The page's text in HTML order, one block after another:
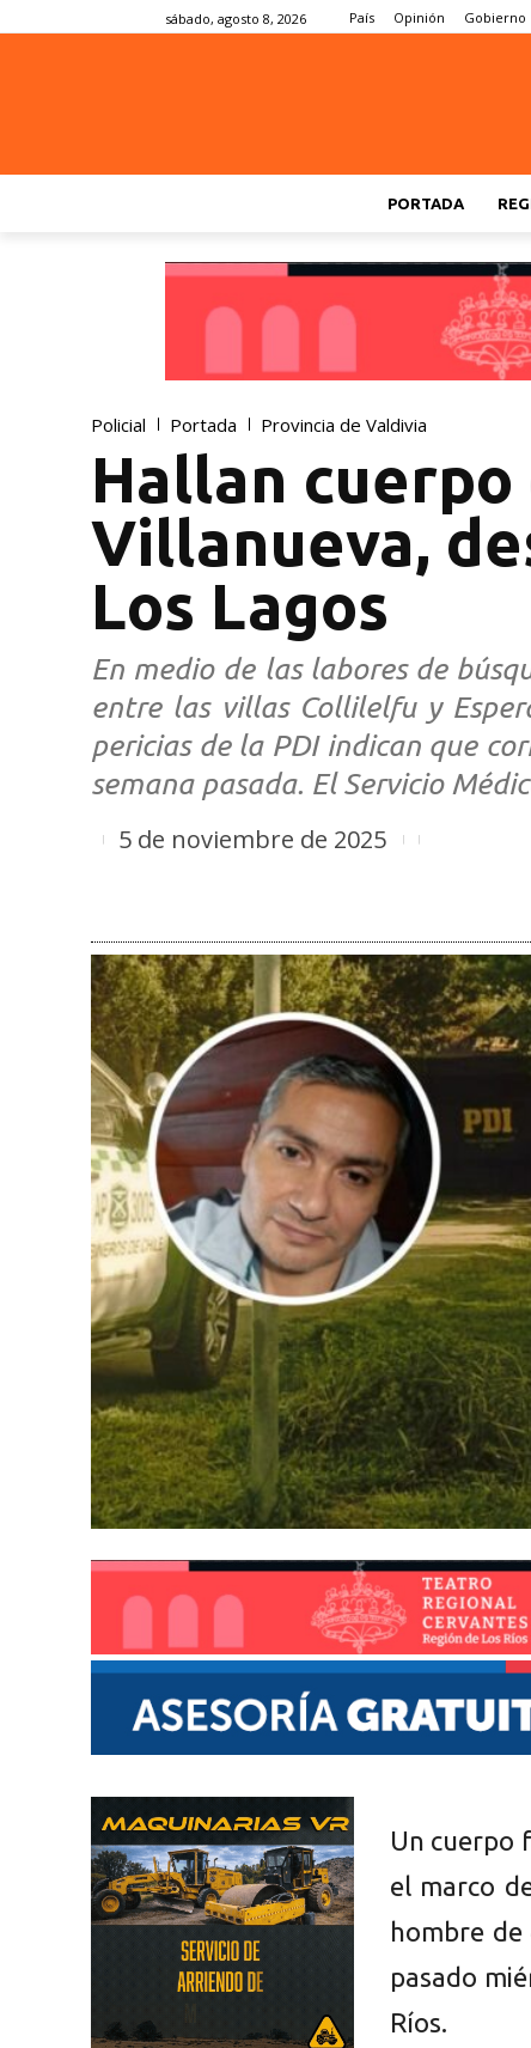
sábado, agosto 8, 2026 País Opinión Gobierno
PORTADA
Policial Portada Provincia de Valdivia
Hallan
Villanueva,
Los Lagos
En medio de las labores de
entre las villas Collilelfu y
pericias de la PDI indican que
semana pasada. El Servicio
5 de noviembre de 2025
Un cuerpo
el marco
hombre de
pasado
Ríos.